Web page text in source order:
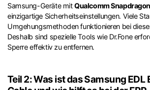
Samsung-Geräte mitQualcomm
einzigartige Sicherheitseinstellungen. Viele
Umgehungsmethoden funktionieren bei
Deshalb sind spezielle Tools wie Dr.Fone
Sperre effektiv zu entfernen.
Teil 2: Was ist das Samsung EDL